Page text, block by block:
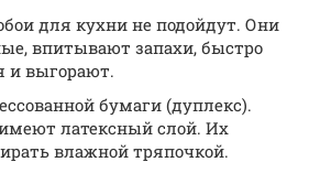
для кухни не подойдут. Они
впитывают запахи, быстро
и выгорают.
бумаги (дуплекс).
латексный слой. Их
влажной тряпочкой.